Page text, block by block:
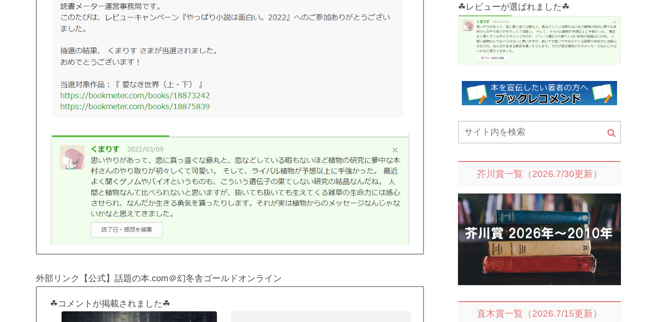
外部リンク【公式】話題の本.com＠幻冬舎ゴールドオンライン
☘コメントが掲載されました☘
☘レビューが選ばれました☘
芥川賞一覧（2026.7/30更新）
直木賞一覧（2026.7/15更新）